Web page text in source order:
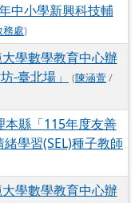
中小學新興科技輔
務處)
學數學教育中心辦
-臺北場」
(陳涵萱/
本縣「115年度友善
學習(SEL)種子教師
學數學教育中心辦